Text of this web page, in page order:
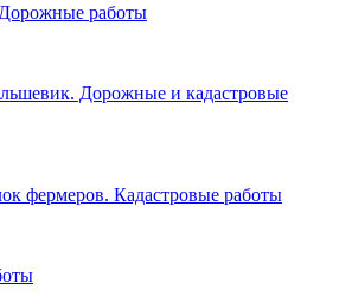
работы
Дорожные и кадастровые
фермеров. Кадастровые работы